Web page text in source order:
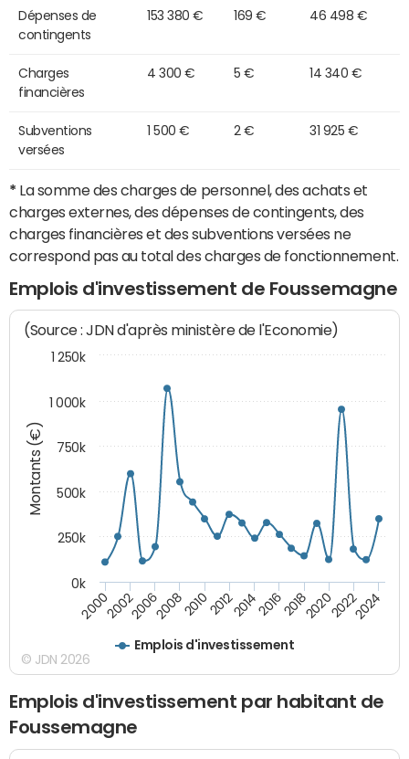
Dépenses de
contingents
153 380 € 169 € 46 498 €
Charges
financières
4 300 € 5 € 14 340 €
Subventions
versées
1 500 € 2 € 31 925 €
* La somme des charges de personnel, des achats et
charges externes, des dépenses de contingents, des
charges financières et des subventions versées ne
correspond pas au total des charges de fonctionnement.
Emplois d'investissement de Foussemagne
Montants (€)
(Source : JDN d'après ministère de l'Economie)
Emplois d'investissement
200020022006200820102012201420162018202020222024
0k
250k
500k
750k
1 000k
1 250k
© JDN 2026
Emplois d'investissement par habitant de
Foussemagne